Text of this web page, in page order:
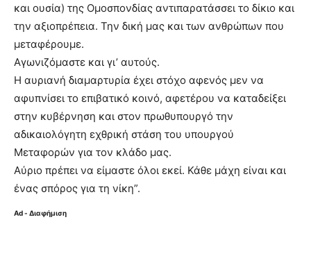
και ουσία) της Ομοσπονδίας αντιπαρατάσσει το δίκιο και
την αξιοπρέπεια. Την δική μας και των ανθρώπων που
μεταφέρουμε.
Αγωνιζόμαστε και γι’ αυτούς.
Η αυριανή διαμαρτυρία έχει στόχο αφενός μεν να
αφυπνίσει το επιβατικό κοινό, αφετέρου να καταδείξει
στην κυβέρνηση και στον πρωθυπουργό την
αδικαιολόγητη εχθρική στάση του υπουργού
Μεταφορών για τον κλάδο μας.
Αύριο πρέπει να είμαστε όλοι εκεί. Κάθε μάχη είναι και
ένας σπόρος για τη νίκη”.
Ad - Διαφήμιση